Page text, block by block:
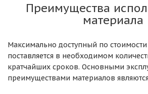
Преимущества
материала
Максимально доступный по стоимости
поставляется в необходимом
кратчайших сроков. Основными
преимуществами материалов